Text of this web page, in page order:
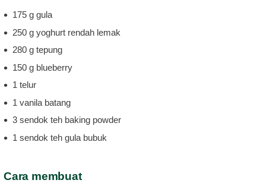
175 g gula
250 g yoghurt rendah lemak
280 g tepung
150 g blueberry
1 telur
1 vanila batang
3 sendok teh baking powder
1 sendok teh gula bubuk
Cara membuat